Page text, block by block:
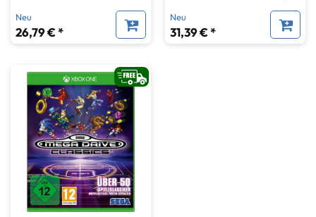
Neu
26,79 € *
Neu
31,39 € *